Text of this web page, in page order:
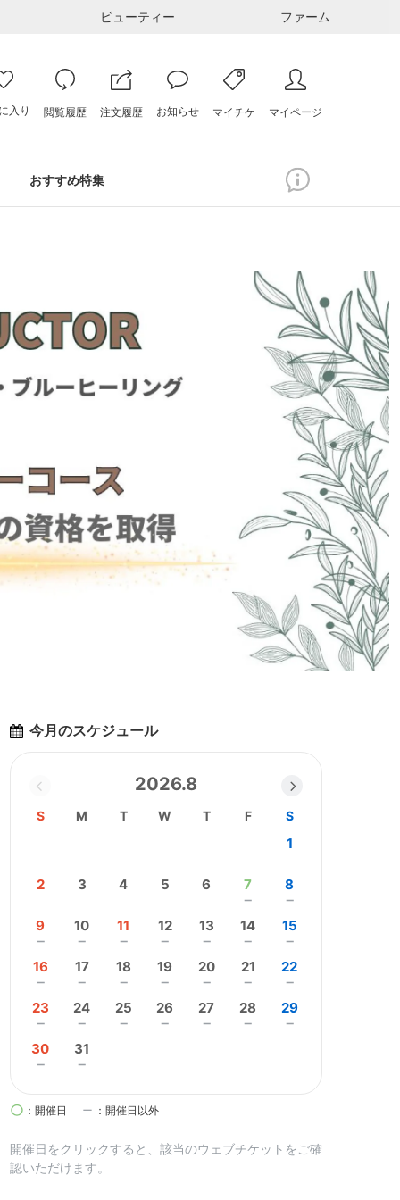
ビューティー ファーム
入り 閲覧履歴 注文履歴 お知らせ マイチケ マイページ
おすすめ特集
今月のスケジュール
2026.8
S M T W T F S
1
2 3 4 5 6 7
remove
8
remove
9
remove
10
remove
11
remove
12
remove
13
remove
14
remove
15
remove
16
remove
17
remove
18
remove
19
remove
20
remove
21
remove
22
remove
23
remove
24
remove
25
remove
26
remove
27
remove
28
remove
29
remove
30
remove
31
remove
circle ：開催日 remove ：開催日以外
開催日をクリックすると、該当のウェブチケットをご確
認いただけます。